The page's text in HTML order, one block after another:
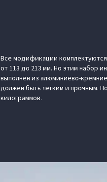
Все модификации
от 113 до 213 мм. Но этим набор
выполнен из алюминиево-
должен быть лёгким и прочным.
килограммов.